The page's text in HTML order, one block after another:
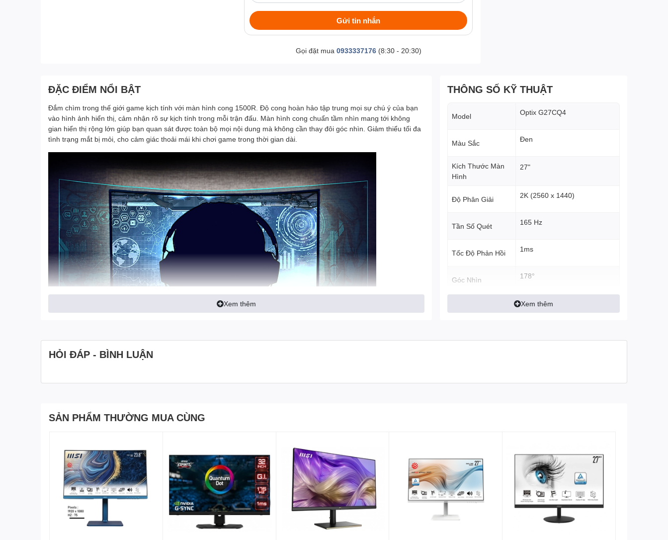
Gửi tin nhắn
Gọi đặt mua 0933337176(8:30 - 20:30)
ĐẶC ĐIỂM NỔI BẬT
Đắm chìm trong thế giới game kịch tính với màn hình cong 1500R. Độ cong hoàn hảo tập trung mọi sự chú ý của bạn
vào hình ảnh hiển thị, cảm nhận rõ sự kịch tính trong mỗi trận đấu. Màn hình cong chuẩn tầm nhìn mang tới không
gian hiển thị rộng lớn giúp bạn quan sát được toàn bộ mọi nội dung mà không cần thay đôi góc nhìn. Giảm thiểu tối đa
tình trạng mắt bị mỏi, cho cảm giác thoải mái khi chơi game trong thời gian dài.
đoạn khi thiết lập đa màn hình. Nhanh chóng nắm bắt mọi tình huống và làm chủ thế trận với tầm nhìn mở rộng tối đa
Xem thêm
THÔNG SỐ KỸ THUẬT
Model Optix G27CQ4
Màu Sắc Đen
Kích Thước Màn
Hình
27"
Độ Phân Giải 2K (2560 x 1440)
Tần Số Quét 165 Hz
Tốc Độ Phản Hồi 1ms
Góc Nhìn 178°
16.7 Triệu màu
16:9
Cổng Kết Nối 1x DP(1.2a); 2x HDMI (2.0b)
D-Sub 0
Xem thêm
HỎI ĐÁP - BÌNH LUẬN
SẢN PHẨM THƯỜNG MUA CÙNG